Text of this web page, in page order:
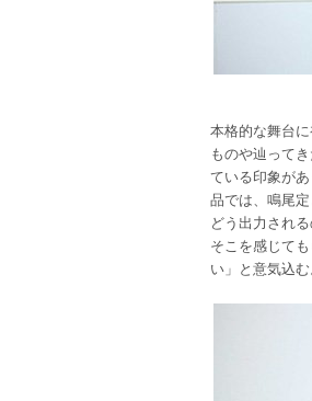
本格的な舞台
ものや辿って
ている印象が
品では、鳴尾
どう出力され
そこを感じて
い」と意気込む